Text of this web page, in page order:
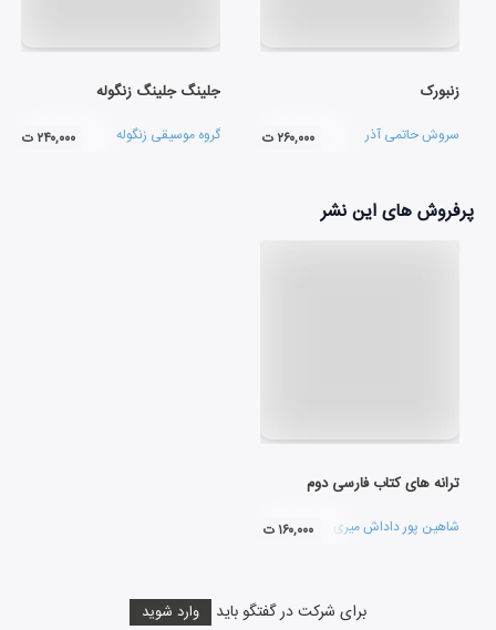
زنبورک
سروش حاتمی آذر ۲۶۰,۰۰۰ ت
جلینگ جلینگ زنگوله
گروه موسیقی زنگوله ۲۴۰,۰۰۰ ت
پرفروش های این نشر
ترانه های کتاب فارسی دوم
شاهین پور داداش میری ۱۶۰,۰۰۰ ت
برای شرکت در گفتگو باید وارد شوید